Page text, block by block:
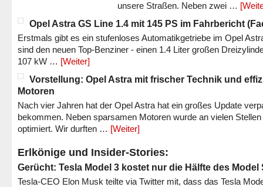
unsere Straßen. Neben zwei …
Opel Astra GS Line 1.4 mit 145 PS im Fahrbericht
Erstmals gibt es ein stufenloses Automatikgetriebe im Opel
sind den neuen Top-Benziner - einen 1.4 Liter großen
107 kW … [Weiter]
Vorstellung: Opel Astra mit frischer Technik und
Motoren
Nach vier Jahren hat der Opel Astra hat ein großes Update
bekommen. Neben sparsamen Motoren wurde an vielen Stellen
optimiert. Wir durften … [Weiter]
Erlkönige und Insider-Stories:
Gerücht: Tesla Model 3 kostet nur die Hälfte des Model
Tesla-CEO Elon Musk teilte via Twitter mit, dass das Tesla